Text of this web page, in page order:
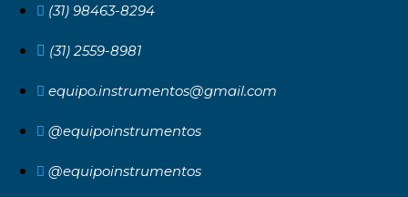
(31) 98463-8294
(31) 2559-8981
equipo.instrumentos@gmail.com
@equipoinstrumentos
@equipoinstrumentos